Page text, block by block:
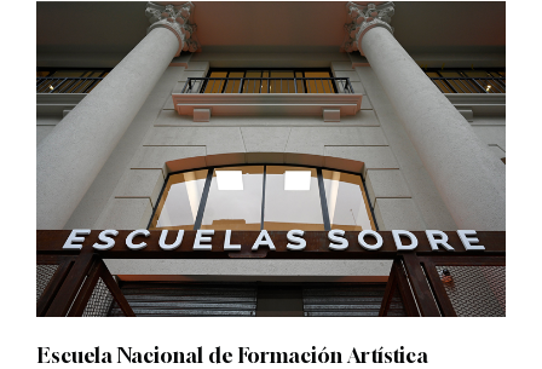
Escuela Nacional de Formación Artística